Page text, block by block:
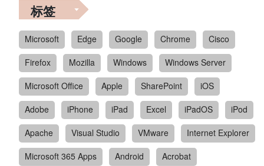
标签
Microsoft Edge Google Chrome
Cisco
Firefox
Mozilla Windows
Windows Server
Microsoft Office
Apple SharePoint
iOS
Adobe
iPhone iPad Excel iPadOS
iPod
Apache
Visual Studio VMware
Internet Explorer
Microsoft 365 Apps
Android
Acrobat